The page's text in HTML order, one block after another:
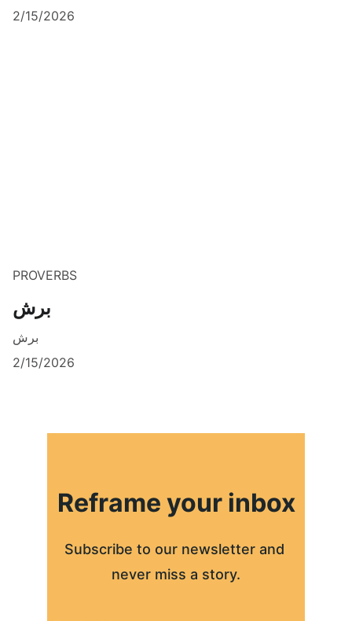
2/15/2026
PROVERBS
برش
برش
2/15/2026
Reframe your inbox
Subscribe to our newsletter and
never miss a story.